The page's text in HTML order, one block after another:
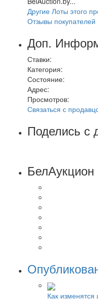
Другие Лоты этого
Отзывы покупателей
Доп.
Ставки:
Категория:
Состояние:
Адрес:
Просмотров:
Связаться с
Поделись с
БелАукцион
Как